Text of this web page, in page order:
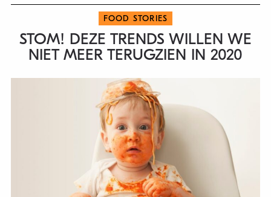
FOOD STORIES
STOM! DEZE TRENDS WILLEN WE
NIET MEER TERUGZIEN IN 2020